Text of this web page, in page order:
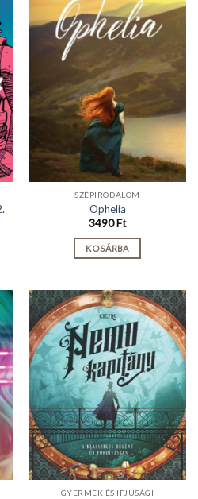
SZÉPIRODALOM
Ophelia
3490Ft
KOSÁRBA
GYERMEK ÉS IFJÚSÁGI